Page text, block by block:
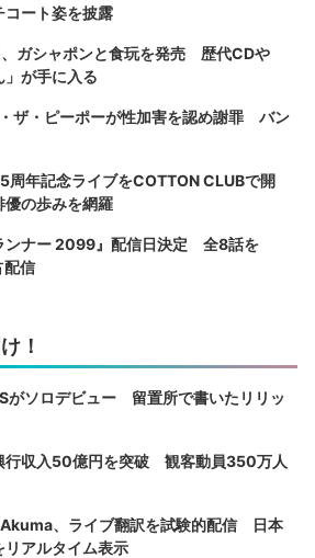
コート姿を披露
ガシャポンと食玩を発売 歴代CDや
」が手に入る
ザ・ピーポーが性加害を認め謝罪 バン
周年記念ライブをCOTTON CLUBで開
の歩みを網羅
ンナー 2099』配信日決定 全8話を
信
！
がソロデビュー 留置所で書いたリリッ
行収入50億円を突破 観客動員350万人
Akuma、ライブ翻訳を試験的配信 日本
アルタイム表示